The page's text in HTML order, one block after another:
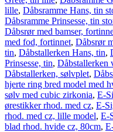
lille, Dåbsramme Hans, tin
Dåbsramme Prinsesse, tin
Dåbsrør med bamser,
med fod, fortinnet, Dåbsrør
tin, Dåbstallerken Hans, tin,
Prinsesse, tin, Dåbstallerken
Dåbstallerken, sølvplet,
hjerte ring bred model med
sølv med cubic zirkonia, E-
ørestikker rhod. med cz, E-
rhod. med cz, lille model, E-
blad rhod. hvide cz, 80cm,